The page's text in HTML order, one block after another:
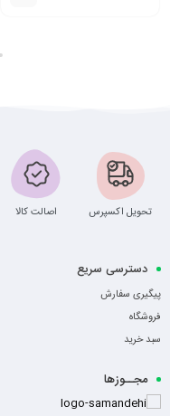
تحویل اکسپرس اصالت کالا
دسترسی سریع
پیگیری سفارش
فروشگاه
سبد خرید
مجــوزها